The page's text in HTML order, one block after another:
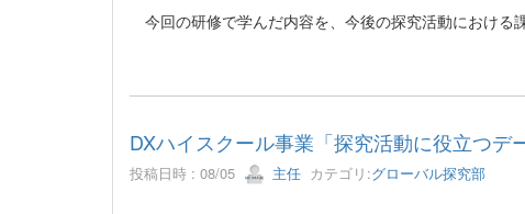
今回の研修で学んだ内容を、今後の探究活動における
DXハイスクール事業「探究活動に役立つデ
投稿日時 : 08/05 主任 カテゴリ:グローバル探究部